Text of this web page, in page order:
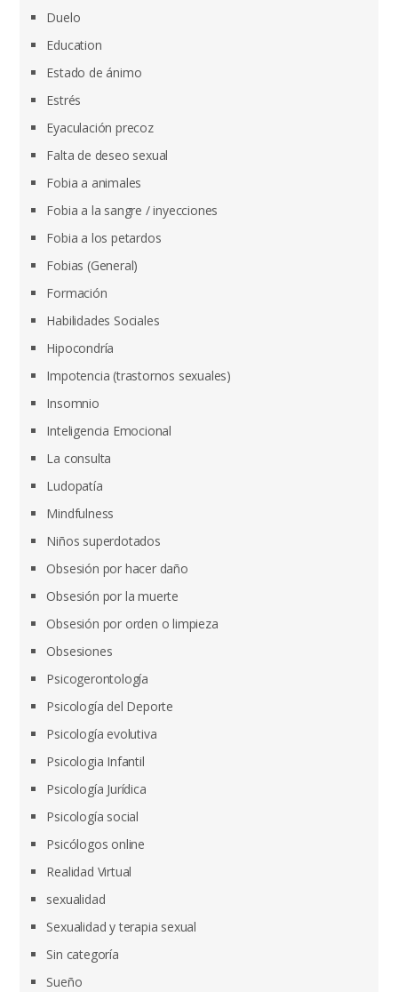
Duelo
Education
Estado de ánimo
Estrés
Eyaculación precoz
Falta de deseo sexual
Fobia a animales
Fobia a la sangre / inyecciones
Fobia a los petardos
Fobias (General)
Formación
Habilidades Sociales
Hipocondría
Impotencia (trastornos sexuales)
Insomnio
Inteligencia Emocional
La consulta
Ludopatía
Mindfulness
Niños superdotados
Obsesión por hacer daño
Obsesión por la muerte
Obsesión por orden o limpieza
Obsesiones
Psicogerontología
Psicología del Deporte
Psicología evolutiva
Psicologia Infantil
Psicología Jurídica
Psicología social
Psicólogos online
Realidad Virtual
sexualidad
Sexualidad y terapia sexual
Sin categoría
Sueño